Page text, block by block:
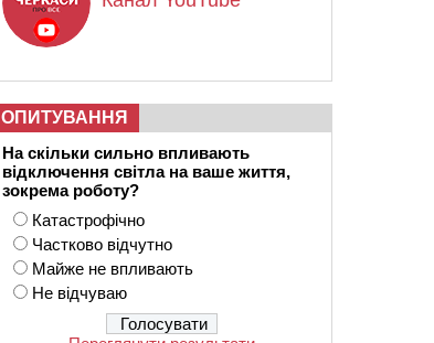
ОПИТУВАННЯ
На скільки сильно впливають
відключення світла на ваше життя,
зокрема роботу?
Катастрофічно
Частково відчутно
Майже не впливають
Не відчуваю